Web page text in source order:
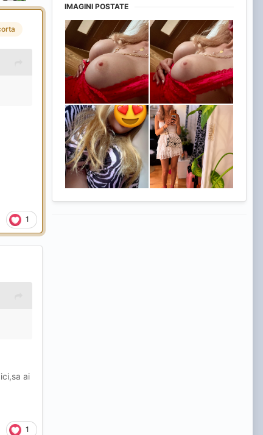
1
ai
1
IMAGINI POSTATE